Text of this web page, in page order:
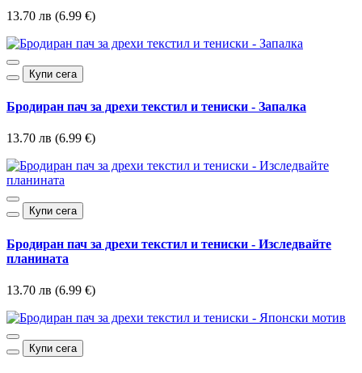
13.70 лв (6.99 €)
Купи сега
Бродиран пач за дрехи текстил и тениски - Запалка
13.70 лв (6.99 €)
Купи сега
Бродиран пач за дрехи текстил и тениски - Изследвайте
планината
13.70 лв (6.99 €)
Купи сега